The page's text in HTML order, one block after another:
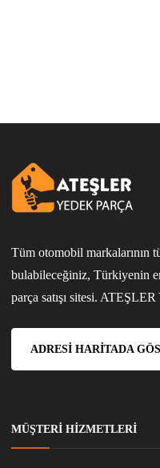
Tüm otomobil markalarının
bulabileceğiniz, Türkiyenin
parça satışı sitesi.
ADRESI HARITADA
MÜŞTERI HIZMETLERI